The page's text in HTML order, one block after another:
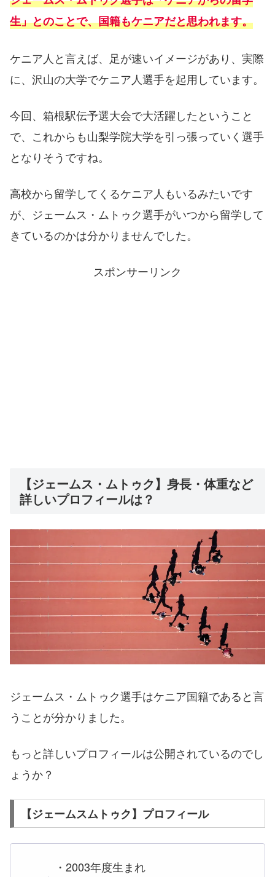
生」とのことで、国籍もケニアだと思われます。
ケニア人と言えば、足が速いイメージがあり、実際
に、沢山の大学でケニア人選手を起用しています。
今回、箱根駅伝予選大会で大活躍したということ
で、これからも山梨学院大学を引っ張っていく選手
となりそうですね。
高校から留学してくるケニア人もいるみたいです
が、ジェームス・ムトゥク選手がいつから留学して
きているのかは分かりませんでした。
スポンサーリンク
【ジェームス・ムトゥク】身長・体重など
詳しいプロフィールは？
ジェームス・ムトゥク選手はケニア国籍であると言
うことが分かりました。
もっと詳しいプロフィールは公開されているのでし
ょうか？
【ジェームスムトゥク】プロフィール
・2003年度生まれ